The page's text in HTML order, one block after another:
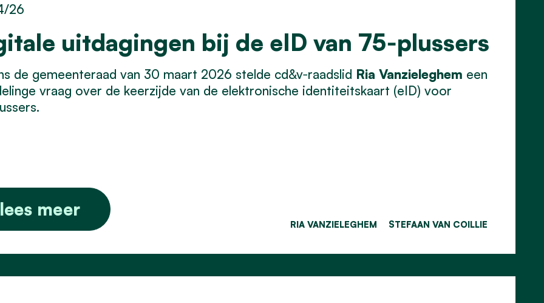
uitdagingen bij de eID van 75‑plussers
26
de gemeenteraad van 30 maart 2026 stelde cd&v‑raadslid Ria Vanzieleghem een
vraag over de keerzijde van de elektronische identiteitskaart (eID) voor
lees meer
RIA VANZIELEGHEM STEFAAN VAN COILLIE